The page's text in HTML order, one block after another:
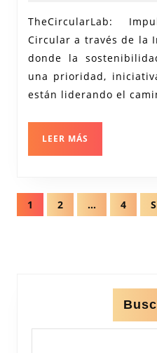
en
Acción
TheCircularLab:
Circular a través de la
donde la
una prioridad,
están liderando el
LEER MÁS
Navegación
de
1 2 … 4